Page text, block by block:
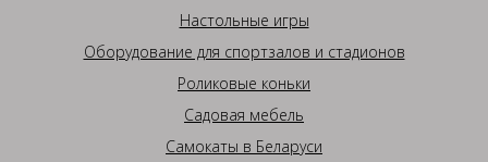
Настольные игры
Оборудование для спортзалов и стадионов
Роликовые коньки
Садовая мебель
Самокаты в Беларуси